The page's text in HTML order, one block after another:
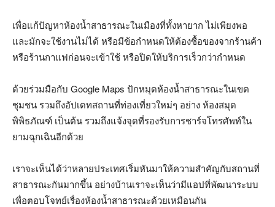
เพื่อแก้ปัญหาห้องน้ำสาธารณะในเมืองที่ทั้งหายาก ไม่เพียงพอ
และมักจะใช้งานไม่ได้ หรือมีข้อกำหนดให้ต้องซื้อของจากร้านค้า
หรือร้านกาแฟก่อนจะเข้าใช้ หรือปิดให้บริการเร็วกว่ากำหนด
ด้วยร่วมมือกับ Google Maps ปักหมุดห้องน้ำสาธารณะในเขต
ชุมชน รวมถึงอัปเดทสถานที่ท่องเที่ยวใหม่ๆ อย่าง ห้องสมุด
พิพิธภัณฑ์ เป็นต้น รวมถึงแจ้งจุดที่รองรับการชาร์จโทรศัพท์ใน
ยามฉุกเฉินอีกด้วย
เราจะเห็นได้ว่าหลายประเทศเริ่มหันมาให้ความสำคัญกับสถานที่
สาธารณะกันมากขึ้น อย่างบ้านเราจะเห็นว่ามีแอปที่พัฒนาระบบ
เพื่อตอบโจทย์เรื่องห้องน้ำสาธารณะด้วยเหมือนกัน